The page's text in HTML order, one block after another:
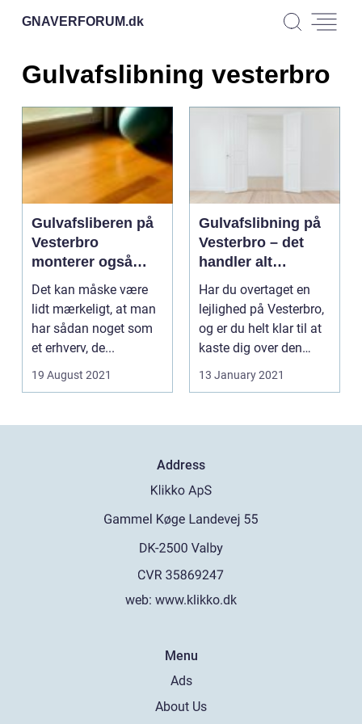
GNAVERFORUM.dk
Gulvafslibning vesterbro
Gulvafsliberen på
Vesterbro
monterer også
lister
Det kan måske være
lidt mærkeligt, at man
har sådan noget som
et erhverv, de...
19 August 2021
Gulvafslibning på
Vesterbro – det
handler alt
sammen om
service
Har du overtaget en
lejlighed på Vesterbro,
og er du helt klar til at
kaste dig over den
istandsætte...
13 January 2021
Address
web: www.klikko.dk
Menu
Ads
About Us